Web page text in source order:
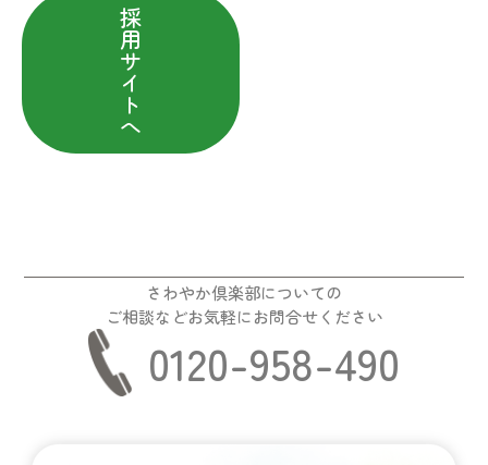
採
用
サ
イ
ト
へ
さわやか倶楽部についての
ご相談などお気軽にお問合せください
0120-958-490